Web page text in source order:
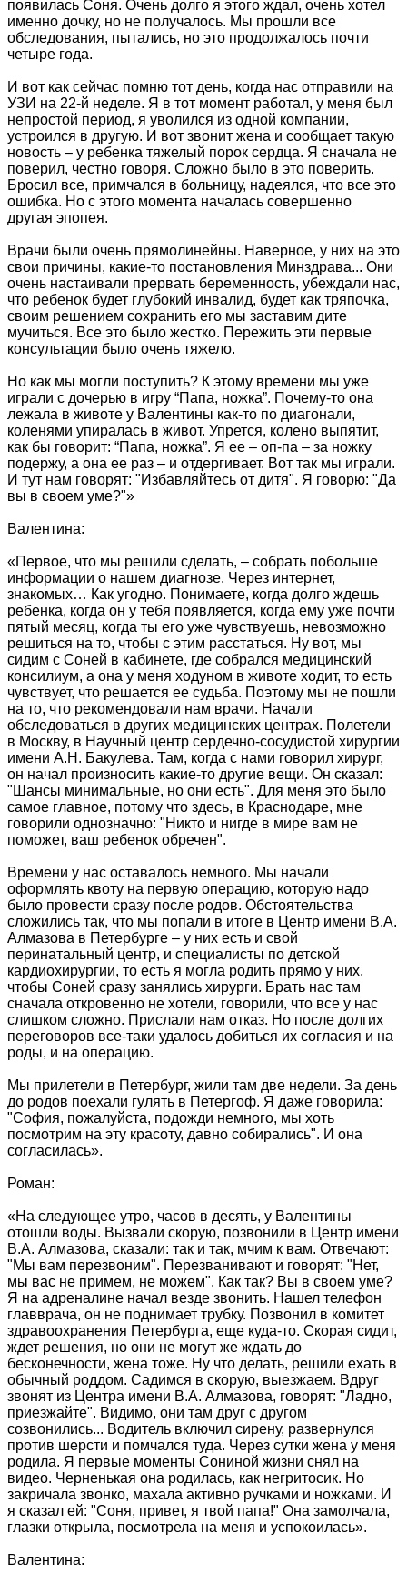
появилась Соня. Очень долго я этого ждал, очень хотел
именно дочку, но не получалось. Мы прошли все
обследования, пытались, но это продолжалось почти
четыре года.
И вот как сейчас помню тот день, когда нас отправили на
УЗИ на 22-й неделе. Я в тот момент работал, у меня был
непростой период, я уволился из одной компании,
устроился в другую. И вот звонит жена и сообщает такую
новость – у ребенка тяжелый порок сердца. Я сначала не
поверил, честно говоря. Сложно было в это поверить.
Бросил все, примчался в больницу, надеялся, что все это
ошибка. Но с этого момента началась совершенно
другая эпопея.
Врачи были очень прямолинейны. Наверное, у них на это
свои причины, какие-то постановления Минздрава... Они
очень настаивали прервать беременность, убеждали нас,
что ребенок будет глубокий инвалид, будет как тряпочка,
своим решением сохранить его мы заставим дите
мучиться. Все это было жестко. Пережить эти первые
консультации было очень тяжело.
Но как мы могли поступить? К этому времени мы уже
играли с дочерью в игру “Папа, ножка”. Почему-то она
лежала в животе у Валентины как-то по диагонали,
коленями упиралась в живот. Упрется, колено выпятит,
как бы говорит: “Папа, ножка”. Я ее – оп-па – за ножку
подержу, а она ее раз – и отдергивает. Вот так мы играли.
И тут нам говорят: "Избавляйтесь от дитя". Я говорю: "Да
вы в своем уме?"»
Валентина:
«Первое, что мы решили сделать, – собрать побольше
информации о нашем диагнозе. Через интернет,
знакомых… Как угодно. Понимаете, когда долго ждешь
ребенка, когда он у тебя появляется, когда ему уже почти
пятый месяц, когда ты его уже чувствуешь, невозможно
решиться на то, чтобы с этим расстаться. Ну вот, мы
сидим с Соней в кабинете, где собрался медицинский
консилиум, а она у меня ходуном в животе ходит, то есть
чувствует, что решается ее судьба. Поэтому мы не пошли
на то, что рекомендовали нам врачи. Начали
обследоваться в других медицинских центрах. Полетели
в Москву, в Научный центр сердечно-сосудистой хирургии
имени А.Н. Бакулева. Там, когда с нами говорил хирург,
он начал произносить какие-то другие вещи. Он сказал:
"Шансы минимальные, но они есть". Для меня это было
самое главное, потому что здесь, в Краснодаре, мне
говорили однозначно: "Никто и нигде в мире вам не
поможет, ваш ребенок обречен".
Времени у нас оставалось немного. Мы начали
оформлять квоту на первую операцию, которую надо
было провести сразу после родов. Обстоятельства
сложились так, что мы попали в итоге в Центр имени В.А.
Алмазова в Петербурге – у них есть и свой
перинатальный центр, и специалисты по детской
кардиохирургии, то есть я могла родить прямо у них,
чтобы Соней сразу занялись хирурги. Брать нас там
сначала откровенно не хотели, говорили, что все у нас
слишком сложно. Прислали нам отказ. Но после долгих
переговоров все-таки удалось добиться их согласия и на
роды, и на операцию.
Мы прилетели в Петербург, жили там две недели. За день
до родов поехали гулять в Петергоф. Я даже говорила:
"София, пожалуйста, подожди немного, мы хоть
посмотрим на эту красоту, давно собирались". И она
согласилась».
Роман:
«На следующее утро, часов в десять, у Валентины
отошли воды. Вызвали скорую, позвонили в Центр имени
В.А. Алмазова, сказали: так и так, мчим к вам. Отвечают:
"Мы вам перезвоним". Перезванивают и говорят: "Нет,
мы вас не примем, не можем". Как так? Вы в своем уме?
Я на адреналине начал везде звонить. Нашел телефон
главврача, он не поднимает трубку. Позвонил в комитет
здравоохранения Петербурга, еще куда-то. Скорая сидит,
ждет решения, но они не могут же ждать до
бесконечности, жена тоже. Ну что делать, решили ехать в
обычный роддом. Садимся в скорую, выезжаем. Вдруг
звонят из Центра имени В.А. Алмазова, говорят: "Ладно,
приезжайте". Видимо, они там друг с другом
созвонились... Водитель включил сирену, развернулся
против шерсти и помчался туда. Через сутки жена у меня
родила. Я первые моменты Сониной жизни снял на
видео. Черненькая она родилась, как негритосик. Но
закричала звонко, махала активно ручками и ножками. И
я сказал ей: "Соня, привет, я твой папа!" Она замолчала,
глазки открыла, посмотрела на меня и успокоилась».
Валентина: